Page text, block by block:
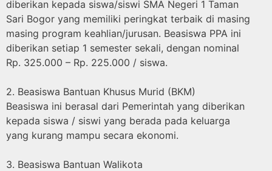
diberikan kepada siswa/siswi SMA Negeri 1 Taman
Sari Bogor yang memiliki peringkat terbaik di masing
masing program keahlian/jurusan. Beasiswa PPA ini
diberikan setiap 1 semester sekali, dengan nominal
Rp. 325.000 – Rp. 225.000 / siswa.
2. Beasiswa Bantuan Khusus Murid (BKM)
Beasiswa ini berasal dari Pemerintah yang diberikan
kepada siswa / siswi yang berada pada keluarga
yang kurang mampu secara ekonomi.
3. Beasiswa Bantuan Walikota